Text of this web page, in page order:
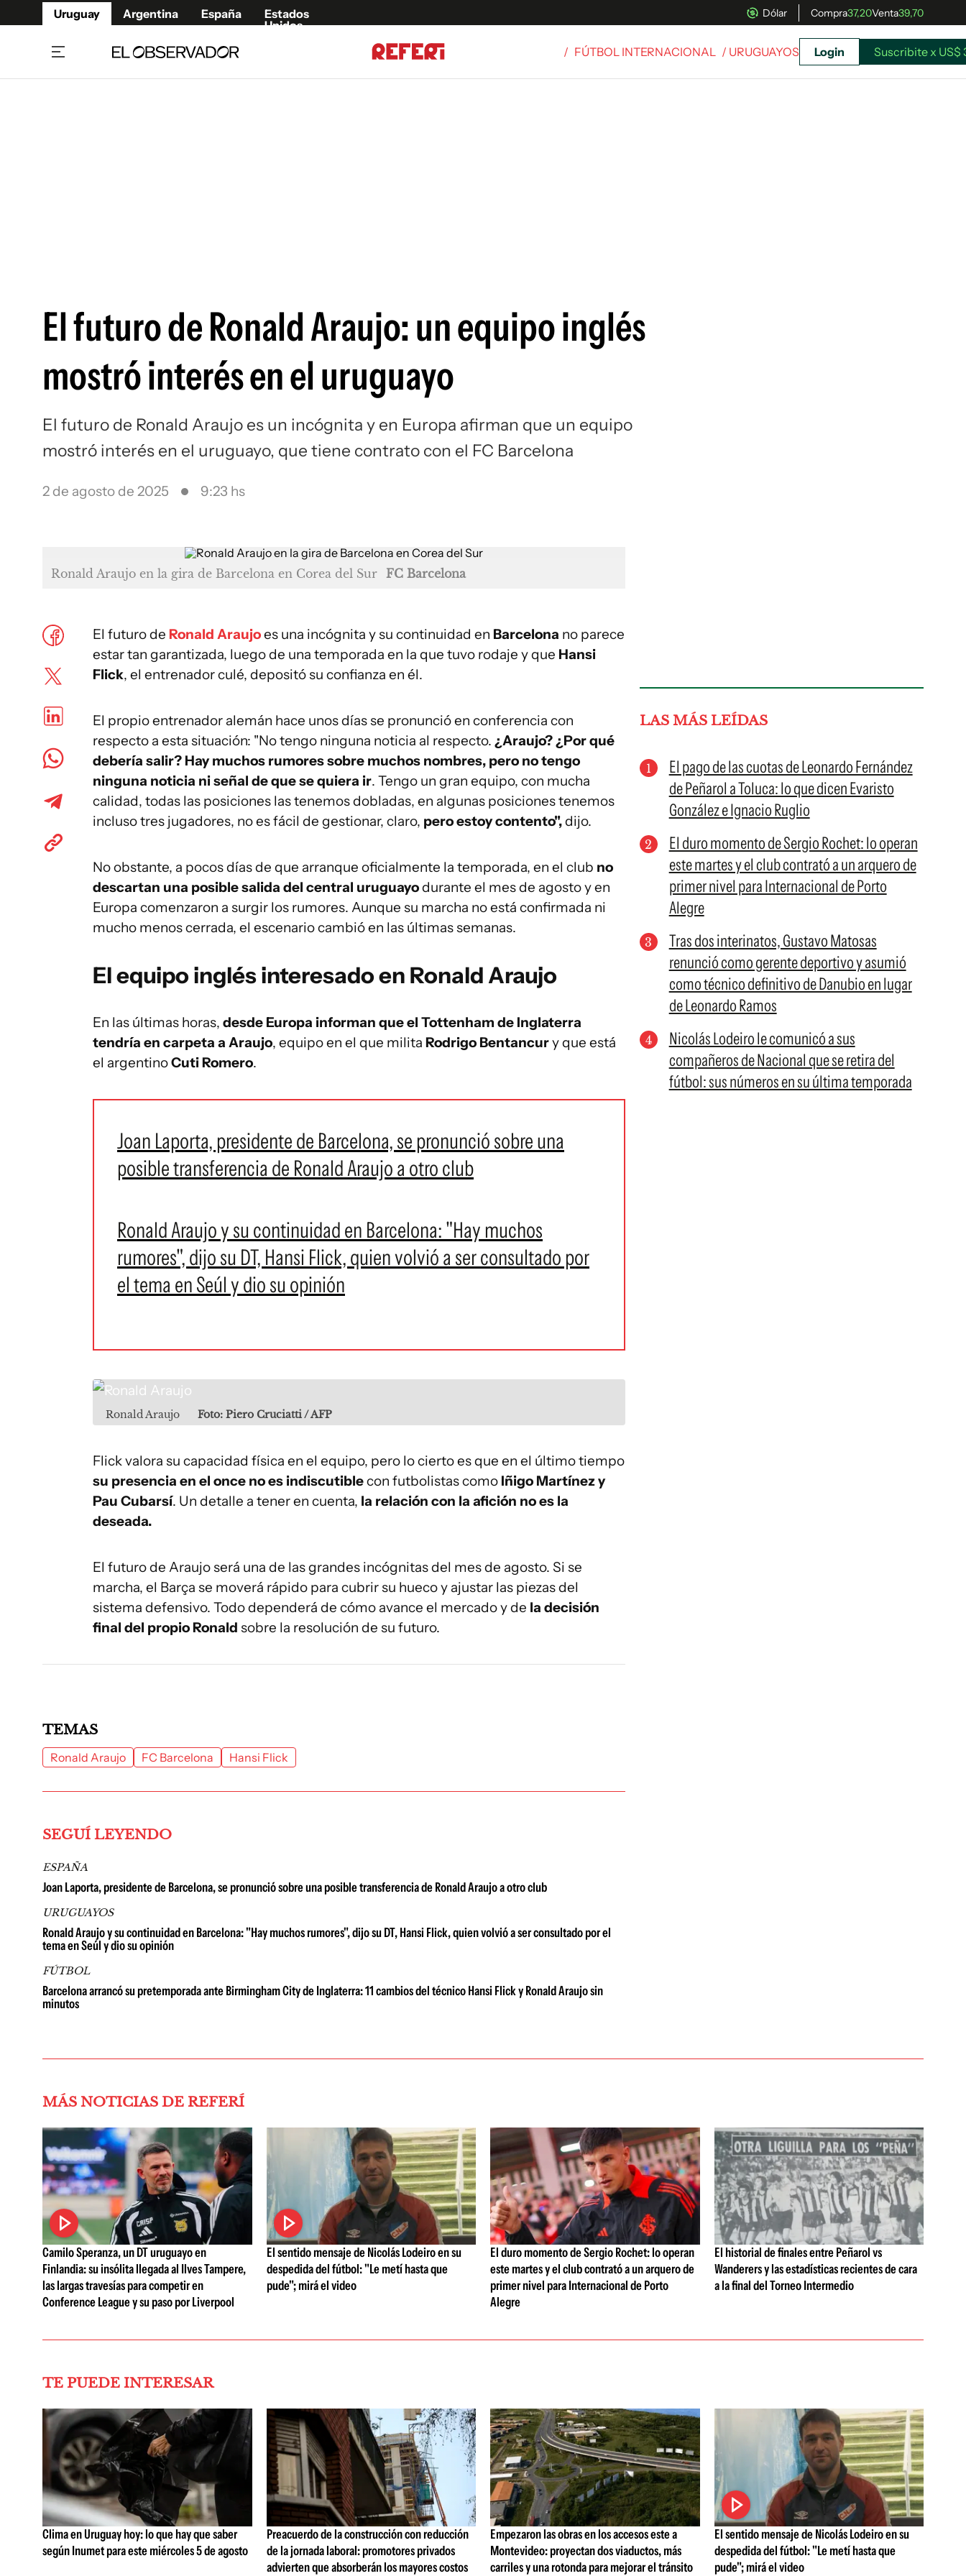
Uruguay Argentina España
Estados
Unidos
Dólar Compra37,20Venta39,70
/ FÚTBOL INTERNACIONAL / URUGUAYOS Login Suscribite x US$
El futuro de Ronald Araujo: un equipo inglés
mostró interés en el uruguayo
El futuro de Ronald Araujo es un incógnita y en Europa afirman que un equipo
mostró interés en el uruguayo, que tiene contrato con el FC Barcelona
2 de agosto de 2025 9:23 hs
Ronald Araujo en la gira de Barcelona en Corea del Sur FC Barcelona
El futuro de Ronald Araujoes una incógnita y su continuidad en Barcelona no parece
estar tan garantizada, luego de una temporada en la que tuvo rodaje y que Hansi
Flick, el entrenador culé, depositó su confianza en él.
El propio entrenador alemán hace unos días se pronunció en conferencia con
respecto a esta situación: "No tengo ninguna noticia al respecto. ¿Araujo? ¿Por qué
debería salir? Hay muchos rumores sobre muchos nombres, pero no tengo
ninguna noticia ni señal de que se quiera ir. Tengo un gran equipo, con mucha
calidad, todas las posiciones las tenemos dobladas, en algunas posiciones tenemos
incluso tres jugadores, no es fácil de gestionar, claro, pero estoy contento",dijo.
No obstante, a pocos días de que arranque oficialmente la temporada, en el club no
descartan una posible salida del central uruguayodurante el mes de agosto y en
Europa comenzaron a surgir los rumores. Aunque su marcha no está confirmada ni
mucho menos cerrada, el escenario cambió en las últimas semanas.
El equipo inglés interesado en Ronald Araujo
En las últimas horas, desde Europa informan que el Tottenham de Inglaterra
tendría en carpeta a Araujo, equipo en el que milita Rodrigo Bentancury que está
el argentinoCuti Romero.
Joan Laporta, presidente de Barcelona, se pronunció sobre una
posible transferencia de Ronald Araujo a otro club
Ronald Araujo y su continuidad en Barcelona: "Hay muchos
rumores", dijo su DT, Hansi Flick, quien volvió a ser consultado por
el tema en Seúl y dio su opinión
Ronald Araujo Foto: Piero Cruciatti / AFP
Flick valora su capacidad física en el equipo, pero lo cierto es que en el último tiempo
su presencia en el once no es indiscutiblecon futbolistas como Iñigo Martínez y
Pau Cubarsí. Un detalle a tener en cuenta, la relación con la afición no es la
deseada.
El futuro de Araujo será una de las grandes incógnitas del mes de agosto. Si se
marcha, el Barça se moverá rápido para cubrir su hueco y ajustar las piezas del
sistema defensivo. Todo dependerá de cómo avance el mercado y de la decisión
final del propio Ronald sobre la resolución de su futuro.
LAS MÁS LEÍDAS
El pago de las cuotas de Leonardo Fernández
de Peñarol a Toluca: lo que dicen Evaristo
González e Ignacio Ruglio
El duro momento de Sergio Rochet: lo operan
este martes y el club contrató a un arquero de
primer nivel para Internacional de Porto
Alegre
Tras dos interinatos, Gustavo Matosas
renunció como gerente deportivo y asumió
como técnico definitivo de Danubio en lugar
de Leonardo Ramos
Nicolás Lodeiro le comunicó a sus
compañeros de Nacional que se retira del
fútbol: sus números en su última temporada
TEMAS
Ronald Araujo FC Barcelona Hansi Flick
SEGUÍ LEYENDO
ESPAÑA
Joan Laporta, presidente de Barcelona, se pronunció sobre una posible transferencia de Ronald Araujo a otro club
URUGUAYOS
Ronald Araujo y su continuidad en Barcelona: "Hay muchos rumores", dijo su DT, Hansi Flick, quien volvió a ser consultado por el
tema en Seúl y dio su opinión
FÚTBOL
Barcelona arrancó su pretemporada ante Birmingham City de Inglaterra: 11 cambios del técnico Hansi Flick y Ronald Araujo sin
minutos
MÁS NOTICIAS DE REFERÍ
Camilo Speranza, un DT uruguayo en
Finlandia: su insólita llegada al Ilves Tampere,
las largas travesías para competir en
Conference League y su paso por Liverpool
El sentido mensaje de Nicolás Lodeiro en su
despedida del fútbol: "Le metí hasta que
pude"; mirá el video
El duro momento de Sergio Rochet: lo operan
este martes y el club contrató a un arquero de
primer nivel para Internacional de Porto
Alegre
El historial de finales entre Peñarol vs
Wanderers y las estadísticas recientes de cara
a la final del Torneo Intermedio
TE PUEDE INTERESAR
Clima en Uruguay hoy: lo que hay que saber
según Inumet para este miércoles 5 de agosto
Preacuerdo de la construcción con reducción
de la jornada laboral: promotores privados
advierten que absorberán los mayores costos
Empezaron las obras en los accesos este a
Montevideo: proyectan dos viaductos, más
carriles y una rotonda para mejorar el tránsito
El sentido mensaje de Nicolás Lodeiro en su
despedida del fútbol: "Le metí hasta que
pude"; mirá el video